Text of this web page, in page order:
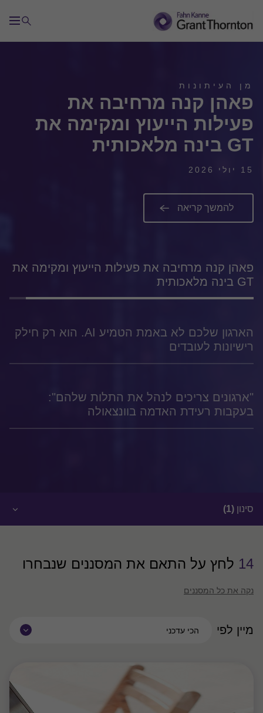
מן העיתונות
פאהן קנה מרחיבה את
פעילות הייעוץ ומקימה את
GT בינה מלאכותית
15 יולי 2026
להמשך קריאה
פאהן קנה מרחיבה את פעילות הייעוץ ומקימה את
GT בינה מלאכותית
הארגון שלכם לא באמת הטמיע AI. הוא רק חילק
רישיונות לעובדים
"ארגונים צריכים לנהל את התלות שלהם":
בעקבות רעידת האדמה בוונצאולה
סינון (1)
14 לחץ על התאם את המסננים שנבחרו
נקה את כל המסננים
מיין לפי הכי עדכני